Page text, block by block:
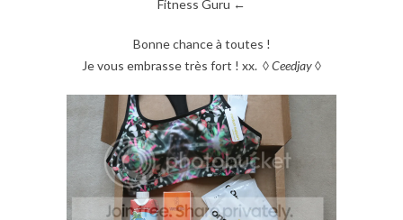
Fitness Guru ←
Bonne chance à toutes !
Je vous embrasse très fort ! xx. ◊Ceedjay◊